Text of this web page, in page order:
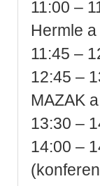
11:00 –
Hermle
11:45 –
12:45 –
MAZAK
13:30 –
14:00 –